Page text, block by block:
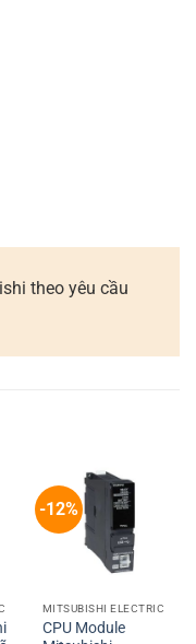
theo yêu cầu
-12%
MITSUBISHI ELECTRIC
CPU Module